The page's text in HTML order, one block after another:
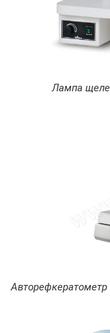
Лампа
Авторефкератометр